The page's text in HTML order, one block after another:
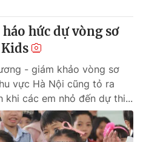
hức dự vòng sơ
- giám khảo vòng sơ
vực Hà Nội cũng tỏ ra
khi các em nhỏ đến dự thi...